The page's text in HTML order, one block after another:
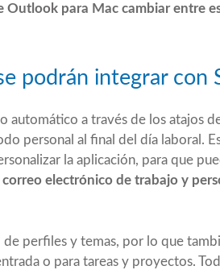
Outlook para Mac cambiar entre
podrán integrar con
automático a través de los atajos
personal al final del día laboral.
la aplicación, para que
electrónico de trabajo y
perfiles y temas, por lo que
o para tareas y proyectos.